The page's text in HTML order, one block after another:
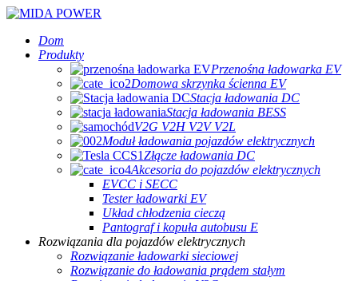
Dom
Produkty
Przenośna ładowarka EV
Domowa skrzynka ścienna EV
Stacja ładowania DC
Stacja ładowania BESS
V2G V2H V2V V2L
Moduł ładowania pojazdów elektrycznych
Złącze ładowania DC
Akcesoria do pojazdów elektrycznych
EVCC i SECC
Tester ładowarki EV
Układ chłodzenia cieczą
Pantograf i kopuła autobusu E
Rozwiązania dla pojazdów elektrycznych
Rozwiązanie ładowarki sieciowej
Rozwiązanie do ładowania prądem stałym